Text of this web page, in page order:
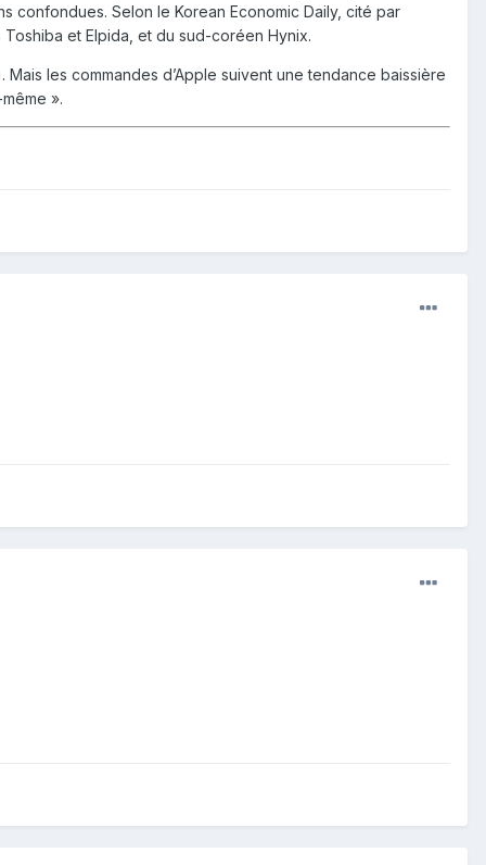
confondues. Selon le Korean Economic Daily, cité par
et Elpida, et du sud-coréen Hynix.
les commandes d’Apple suivent une tendance baissière
».